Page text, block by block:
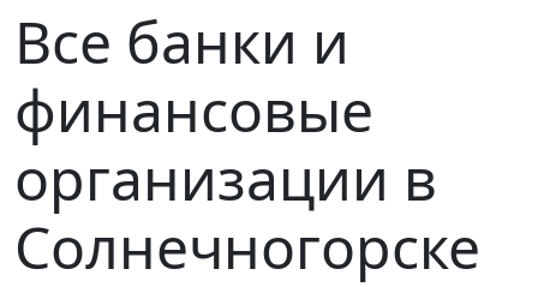
Все банки и
финансовые
организации в
Солнечногорске